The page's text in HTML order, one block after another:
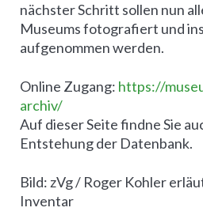
nächster Schritt sollen nun
Museums fotografiert und
aufgenommen werden.
Online Zugang: https://
archiv/
Auf dieser Seite findne Sie
Entstehung der Datenbank.
Bild: zVg / Roger Kohler
Inventar